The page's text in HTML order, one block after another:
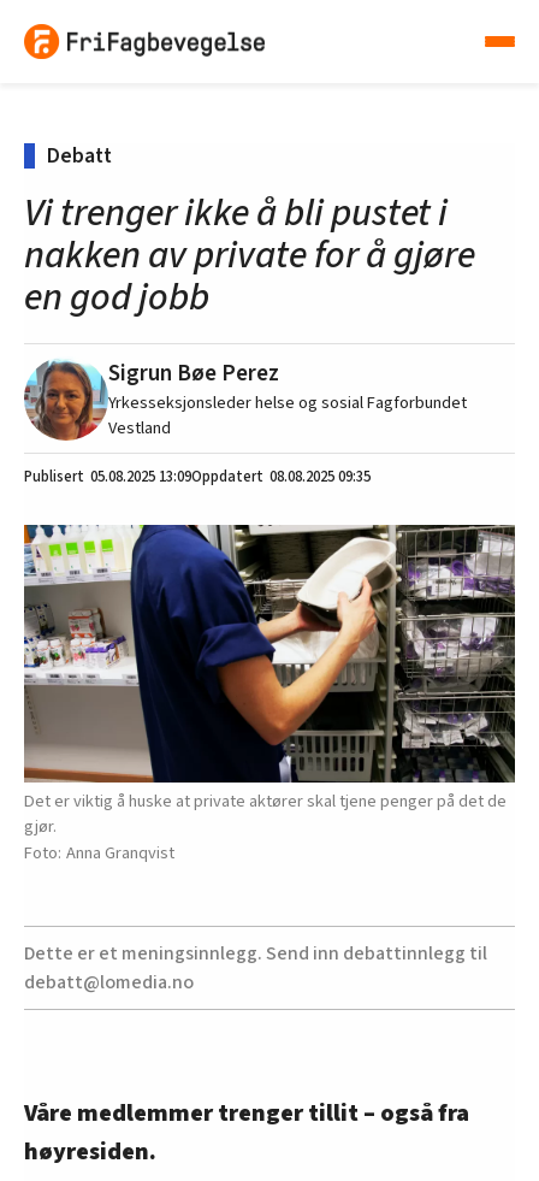
Debatt
Vi trenger ikke å bli pustet i
nakken av private for å gjøre
en god jobb
Sigrun Bøe Perez
Yrkesseksjonsleder helse og sosial Fagforbundet
Vestland
05.08.2025 13:09 08.08.2025 09:35
Det er viktig å huske at private aktører skal tjene penger på det de
gjør.
Anna Granqvist
Dette er et meningsinnlegg. Send inn debattinnlegg til
debatt@lomedia.no
Våre medlemmer trenger tillit – også fra
høyresiden.